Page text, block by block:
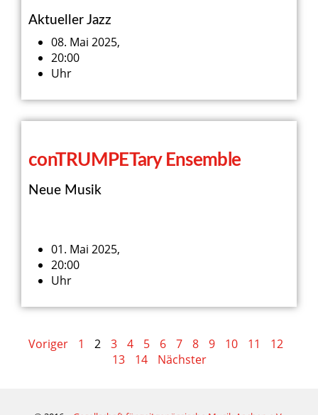
Aktueller Jazz
08. Mai 2025,
20:00
Uhr
conTRUMPETary Ensemble
Neue Musik
01. Mai 2025,
20:00
Uhr
Voriger 1 2 3 4 5 6 7 8 9 10 11
12
13
14 Nächster